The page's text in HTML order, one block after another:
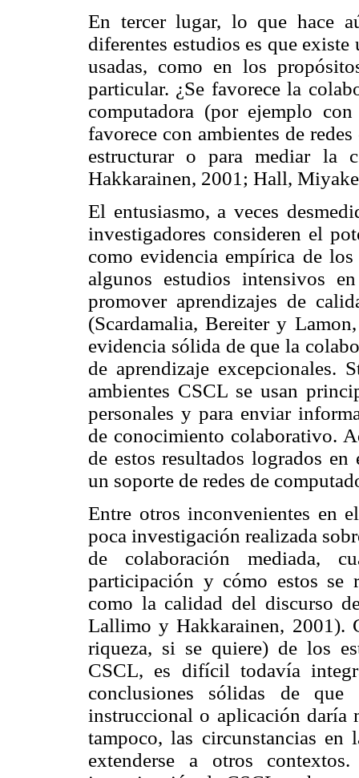
En tercer lugar, lo que hace
diferentes estudios es que
usadas, como en los
particular. ¿Se favorece la
computadora (por ejemplo
favorece con ambientes de
estructurar o para mediar la
Hakkarainen, 2001; Hall,
El entusiasmo, a veces
investigadores consideren el
como evidencia empírica de
algunos estudios intensivos
promover aprendizajes de
(Scardamalia, Bereiter y
evidencia sólida de que la
de aprendizaje excepcionales.
ambientes CSCL se usan
personales y para enviar
de conocimiento colaborativo.
de estos resultados logrados
un soporte de redes de
Entre otros inconvenientes en
poca investigación realizada
de colaboración mediada,
participación y cómo estos se
como la calidad del discurso
Lallimo y Hakkarainen, 2001).
riqueza, si se quiere) de los
CSCL, es difícil todavía
conclusiones sólidas de que
instruccional o aplicación daría
tampoco, las circunstancias en
extenderse a otros